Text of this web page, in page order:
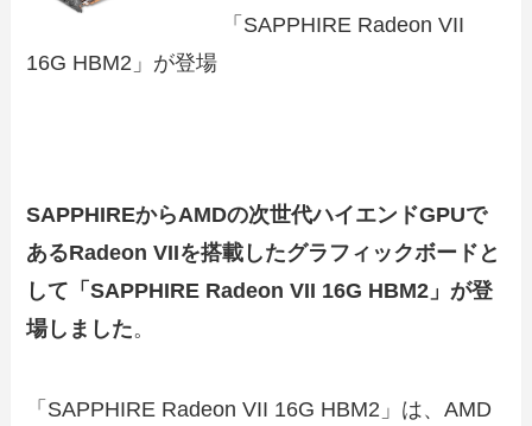
「SAPPHIRE Radeon VII
16G HBM2」が登場
SAPPHIREからAMDの次世代ハイエンドGPUで
あるRadeon VIIを搭載したグラフィックボードと
して「SAPPHIRE Radeon VII 16G HBM2」が登
場しました。
「SAPPHIRE Radeon VII 16G HBM2」は、AMD